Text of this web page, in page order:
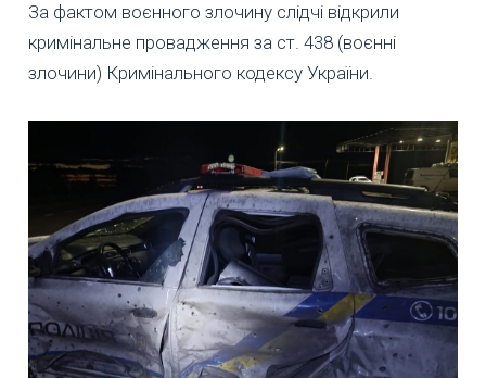
За фактом воєнного злочину слідчі відкрили
кримінальне провадження за ст. 438 (воєнні
злочини) Кримінального кодексу України.